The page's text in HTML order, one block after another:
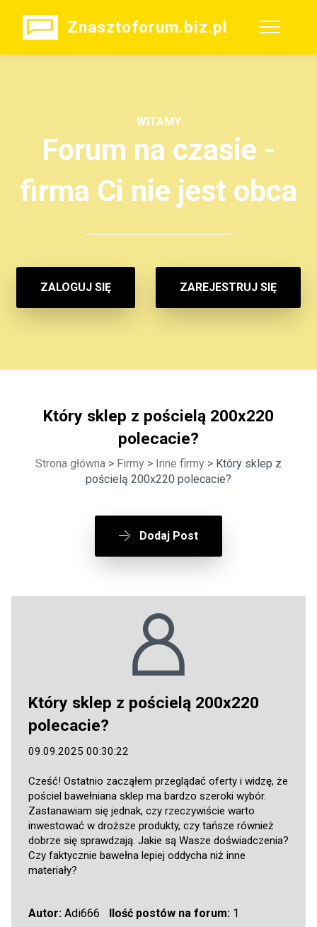
Znasztoforum.biz.pl
WITAMY
Forum na czasie -
firma Ci nie jest obca
ZALOGUJ SIĘ ZAREJESTRUJ SIĘ
Który sklep z pościelą 200x220
polecacie?
Strona główna > Firmy > Inne firmy > Który sklep z
pościelą 200x220 polecacie?
Dodaj Post
Który sklep z pościelą 200x220
polecacie?
09.09.2025 00:30:22
Cześć! Ostatnio zacząłem przeglądać oferty i widzę, że
pościel bawełniana sklep ma bardzo szeroki wybór.
Zastanawiam się jednak, czy rzeczywiście warto
inwestować w droższe produkty, czy tańsze również
dobrze się sprawdzają. Jakie są Wasze doświadczenia?
Czy faktycznie bawełna lepiej oddycha niż inne
materiały?
Autor: Adi666 Ilość postów na forum:1